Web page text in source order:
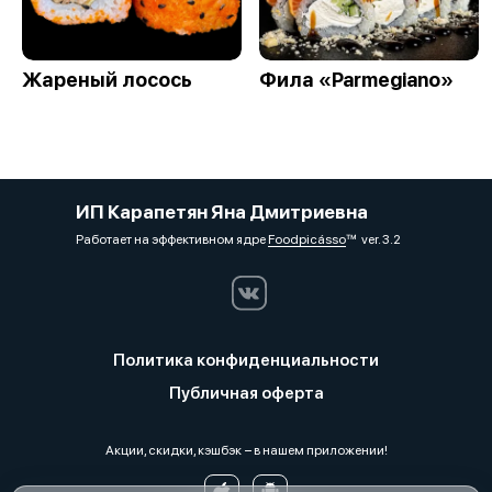
Жареный лосось Фила «Parmegiano»
ИП Карапетян Яна Дмитриевна
Работает на эффективном ядреFoodpicássover. 3.2
Политика конфиденциальности
Публичная оферта
Акции, скидки, кэшбэк − в нашем приложении!